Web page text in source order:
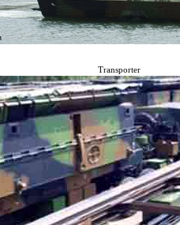
Transporter